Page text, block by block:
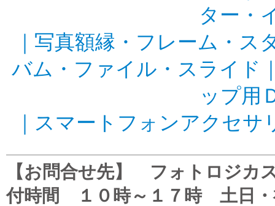
ター・
写真額縁・フレーム・ス
バム・ファイル・スライド
ップ用
スマートフォンアクセサ
【お問合せ先】 フォトロジ
付時間 １０時～１７時 土日・